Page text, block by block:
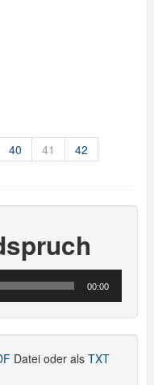
40 41
42
00:00
Datei oder als TXT